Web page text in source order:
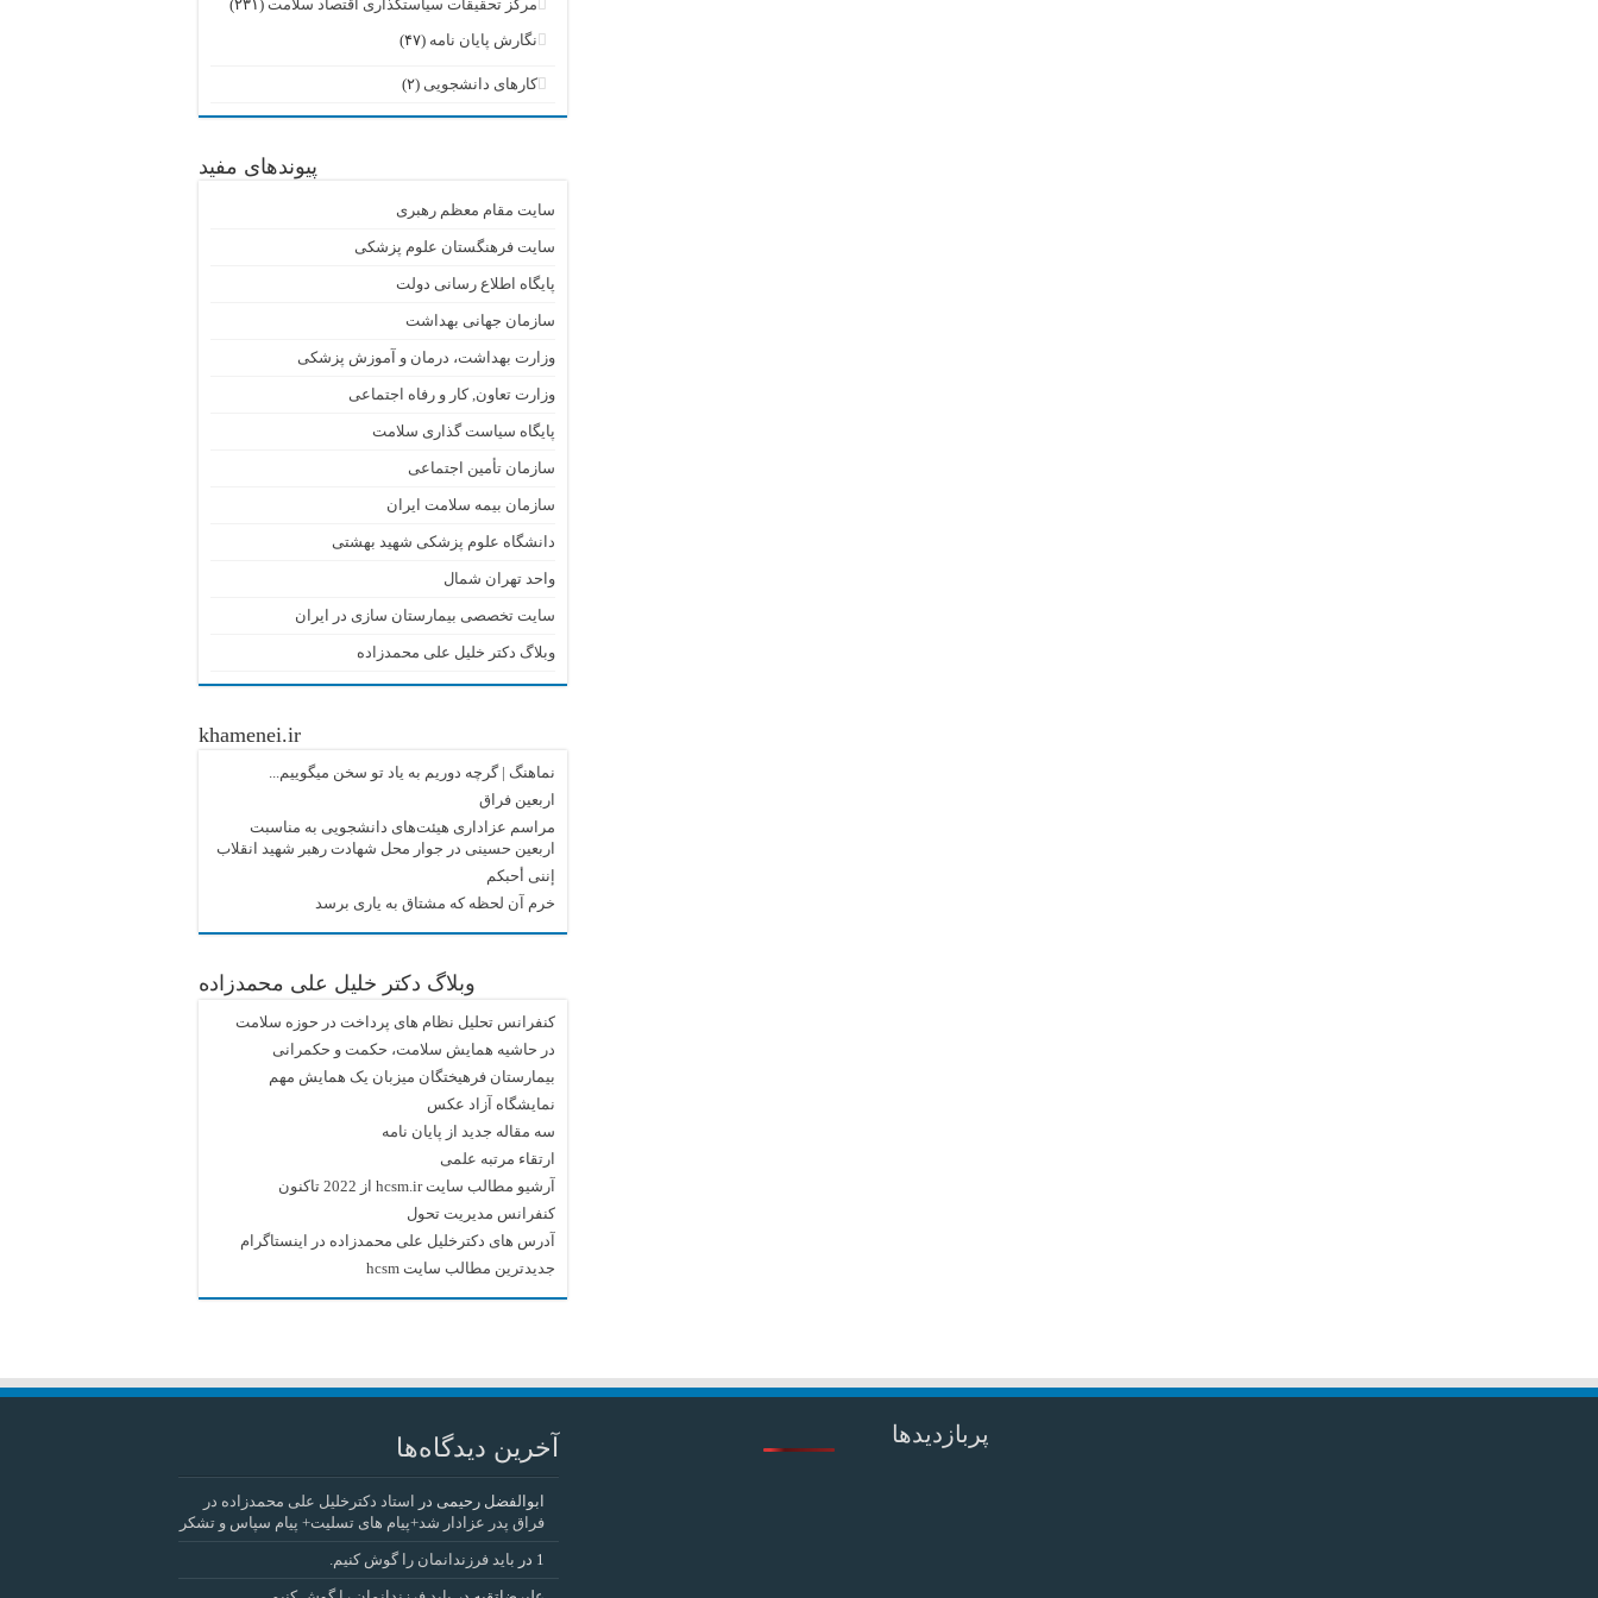
مرکز تحقیقات سیاستگذاری اقتصاد سلامت(۲۳۱)
نگارش پایان نامه (۴۷)
کارهای دانشجویی (۲)
پیوندهای مفید
سایت مقام معظم رهبری
سایت فرهنگستان علوم پزشکی
پایگاه اطلاع رسانی دولت
سازمان جهانی بهداشت
وزارت بهداشت، درمان و آموزش پزشکی
وزارت تعاون, کار و رفاه اجتماعی
پایگاه سیاست گذاری سلامت
سازمان تأمین اجتماعی
سازمان بیمه سلامت ایران
دانشگاه علوم پزشکی شهید بهشتی
واحد تهران شمال
سایت تخصصی بیمارستان سازی در ایران
وبلاگ دکتر خلیل علی محمدزاده
khamenei.ir
نماهنگ |‌ گرچه دوریم به یاد تو سخن میگوییم...
اربعین فراق
مراسم عزاداری هیئت‌های دانشجویی به مناسبت
اربعین حسینی در جوار محل شهادت رهبر شهید انقلاب
إننی أحبکم
خرم آن لحظه که مشتاق به یاری برسد
وبلاگ دکتر خلیل علی محمدزاده
کنفرانس تحلیل نظام های پرداخت در حوزه سلامت
در حاشیه همایش سلامت، حکمت و حکمرانی
بیمارستان فرهیختگان میزبان یک همایش مهم
نمایشگاه آزاد عکس
سه مقاله جدید از پایان نامه
ارتقاء مرتبه علمی
آرشیو مطالب سایت hcsm.ir از 2022 تاکنون
کنفرانس مدیریت تحول
آدرس های دکترخلیل علی محمدزاده در اینستاگرام
جدیدترین مطالب سایت hcsm
آخرین دیدگاه‌ها
ابوالفضل رحیمی در
استاد دکترخلیل علی محمدزاده در
فراق پدر عزادار شد+پیام های تسلیت+ پیام سپاس و تشکر
1 در باید فرزندانمان را گوش کنیم.
پربازدیدها